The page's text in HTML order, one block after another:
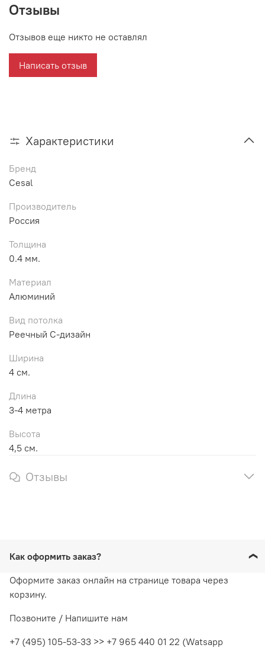
Отзывы
Отзывов еще никто не оставлял
Написать отзыв
Характеристики
Бренд
Cesal
Производитель
Россия
Толщина
0.4 мм.
Материал
Алюминий
Вид потолка
Реечный С-дизайн
Ширина
4 см.
Длина
3-4 метра
Высота
4,5 см.
Отзывы
Как оформить заказ?
Оформите заказ онлайн на странице товара через
корзину.
Позвоните / Напишите нам
+7 (495) 105-53-33 >> +7 965 440 01 22 (Watsapp